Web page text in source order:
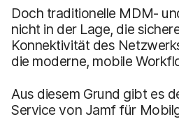
Doch traditionelle MDM-
nicht in der Lage, die
Konnektivität des
die moderne, mobile
Aus diesem Grund gibt es
Service von Jamf für